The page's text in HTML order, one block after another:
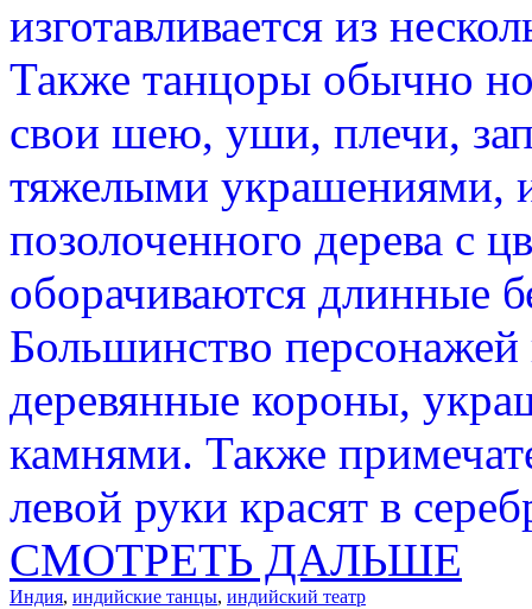
изготавливается из
Также танцоры обычно
свои шею, уши, плечи,
тяжелыми украшениями,
позолоченного дерева с
оборачиваются длинные
Большинство
деревянные короны,
камнями. Также
левой руки красят в
СМОТРЕТЬ ДАЛЬШЕ
Индия, индийские танцы, индийский театр